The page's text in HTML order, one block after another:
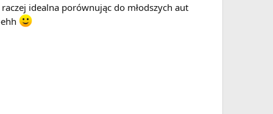
idealna porównując do młodszych aut